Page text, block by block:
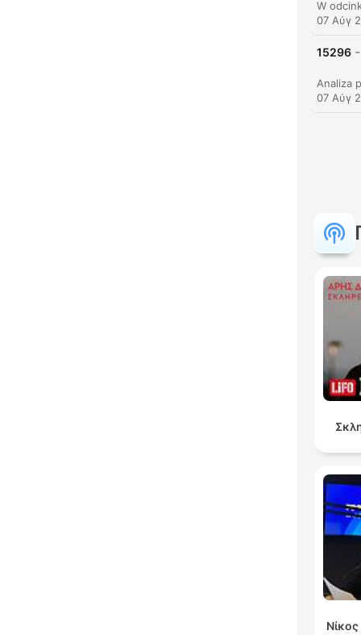
07 Αύγ
15296 -
07 Αύγ